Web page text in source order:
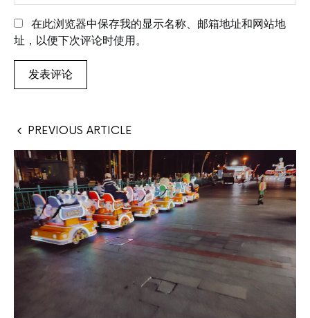
在此浏览器中保存我的显示名称、邮箱地址和网站地
址，以便下次评论时使用。
PREVIOUS ARTICLE